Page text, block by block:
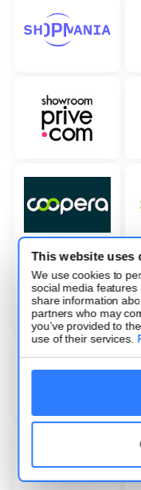
This website uses
We use cookies to
social media
share information
partners who may
you’ve provided to
use of their services.